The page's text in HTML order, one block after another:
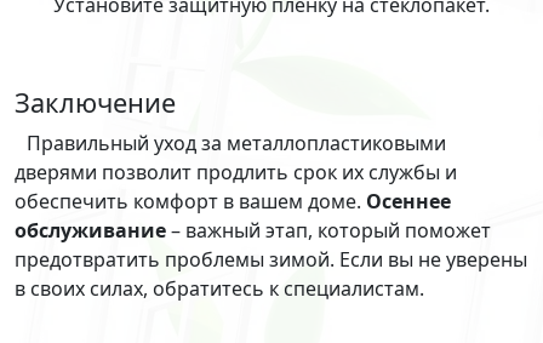
Заключение
Правильный уход за металлопластиковыми
дверями позволит продлить срок их службы и
обеспечить комфорт в вашем доме. Осеннее
обслуживание– важный этап, который поможет
предотвратить проблемы зимой. Если вы не уверены
в своих силах, обратитесь к специалистам.